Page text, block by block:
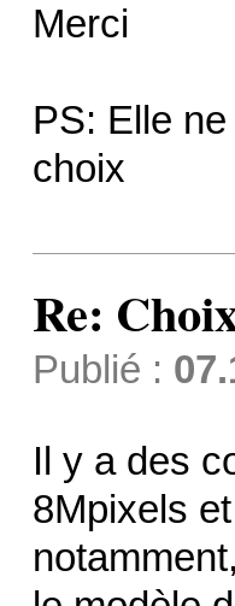
Merci
PS: Elle
choix
Re:
Publié :
Il y a des
8Mpixels